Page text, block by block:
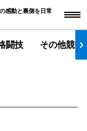
感動と裏側を日常
闘技 その他競技